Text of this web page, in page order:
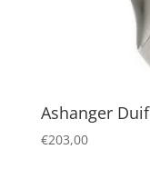
Ashanger Duif
€203,00